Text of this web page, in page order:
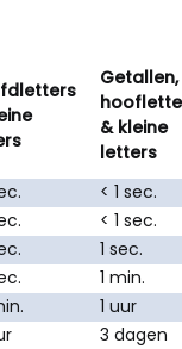
Getallen,
& kleine
letters
< 1 sec.
< 1 sec.
1 sec.
1 min.
1 uur
3 dagen